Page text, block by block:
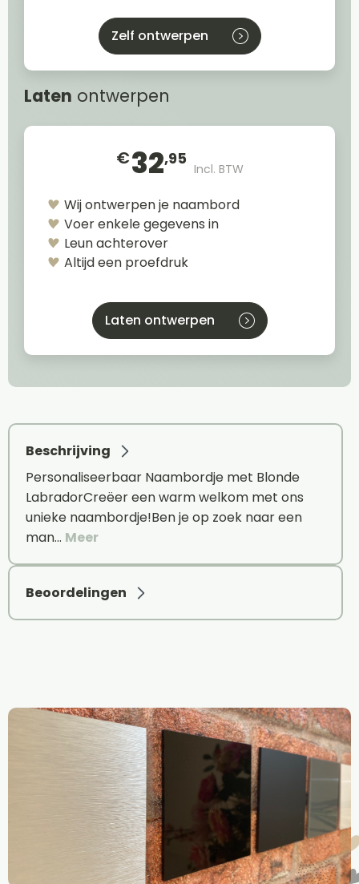
Zelf ontwerpen
Laten ontwerpen
€32,95
Incl. BTW
Wij ontwerpen je naambord
Voer enkele gegevens in
Leun achterover
Altijd een proefdruk
Laten ontwerpen
Beschrijving
Personaliseerbaar Naambordje met Blonde
LabradorCreëer een warm welkom met ons
unieke naambordje!Ben je op zoek naar een
man… Meer
Beoordelingen